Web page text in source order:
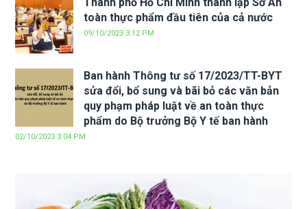
toàn thực phẩm đầu tiên của cả nước
09/10/2023 3:12 PM
Ban hành Thông tư số 17/2023/TT-BYT
sửa đổi, bổ sung và bãi bỏ các văn bản
quy phạm pháp luật về an toàn thực
phẩm do Bộ trưởng Bộ Y tế ban hành
02/10/2023 3:04 PM